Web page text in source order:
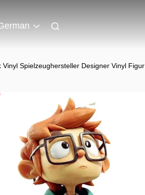
Spielzeughersteller Designer Vinyl Figur